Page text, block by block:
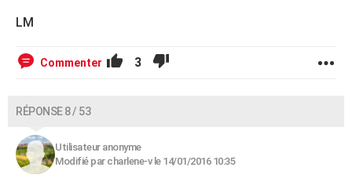
LM
Commenter 3
RÉPONSE 8 / 53
Utilisateur anonyme
Modifié par charlene-v le 14/01/2016 10:35